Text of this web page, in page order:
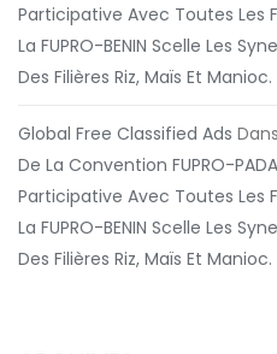
Participative Avec Toutes Les
La FUPRO-BENIN Scelle Les
Des Filières Riz, Maïs Et Manioc.
Global Free Classified Ads Dans
De La Convention FUPRO-
Participative Avec Toutes Les
La FUPRO-BENIN Scelle Les
Des Filières Riz, Maïs Et Manioc.